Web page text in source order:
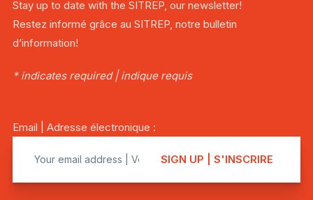
Stay up to date with the SITREP, our newsletter!
Restez informé grâce au SITREP, notre bulletin
d’information!
* indicates required | indique requis
Email | Adresse électronique :